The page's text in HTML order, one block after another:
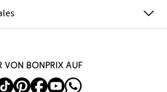
von bonprix auf